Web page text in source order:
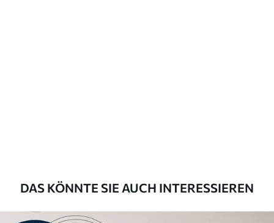
DAS KÖNNTE SIE AUCH INTERESSIEREN